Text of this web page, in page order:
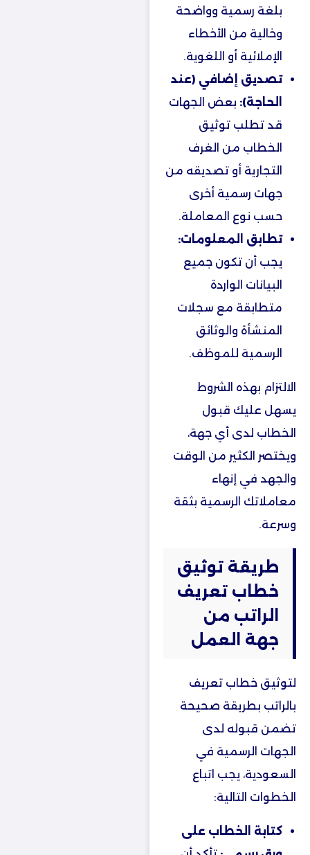
بلغة رسمية وواضحة
وخالية من الأخطاء
الإملائية أو اللغوية.
تصديق إضافي (عند
الحاجة): بعض الجهات
قد تطلب توثيق
الخطاب من الغرف
التجارية أو تصديقه من
جهات رسمية أخرى
حسب نوع المعاملة.
تطابق المعلومات:
يجب أن تكون جميع
البيانات الواردة
متطابقة مع سجلات
المنشأة والوثائق
الرسمية للموظف.
الالتزام بهذه الشروط
يسهل عليك قبول
الخطاب لدى أي جهة،
ويختصر الكثير من الوقت
والجهد في إنهاء
معاملاتك الرسمية بثقة
وسرعة.
طريقة توثيق
خطاب تعريف
الراتب من
جهة العمل
لتوثيق خطاب تعريف
بالراتب بطريقة صحيحة
تضمن قبوله لدى
الجهات الرسمية في
السعودية، يجب اتباع
الخطوات التالية:
كتابة الخطاب على